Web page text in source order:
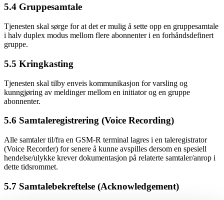
5.4 Gruppesamtale
Tjenesten skal sørge for at det er mulig å sette opp en gruppesamtale
i halv duplex modus mellom flere abonnenter i en forhåndsdefinert
gruppe.
5.5 Kringkasting
Tjenesten skal tilby enveis kommunikasjon for varsling og
kunngjøring av meldinger mellom en initiator og en gruppe
abonnenter.
5.6 Samtaleregistrering (Voice Recording)
Alle samtaler til/fra en GSM-R terminal lagres i en taleregistrator
(Voice Recorder) for senere å kunne avspilles dersom en spesiell
hendelse/ulykke krever dokumentasjon på relaterte samtaler/anrop i
dette tidsrommet.
5.7 Samtalebekreftelse (Acknowledgement)